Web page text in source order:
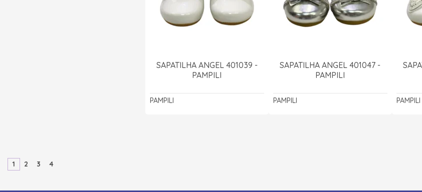
SAPATILHA ANGEL 401039 -
PAMPILI
PAMPILI
SAPATILHA ANGEL 401047 -
PAMPILI
PAMPILI PAMPILI
1 2 3 4